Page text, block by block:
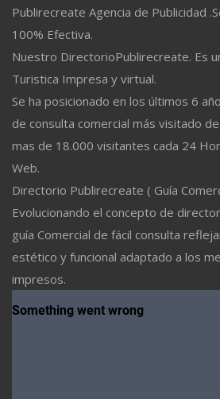
Publirecreate Agencia de Publicidad
100% Efectiva.
Nuestro DirectorioPublirecreate. Es
Turistica Impresa y virtual.
Se ha posicionado en los últimos 6
de consulta comercial más visitado
mas de 18.000 visitantes cada 24
Web.
Directorio Publirecreate ( Guía
Evolucionando el concepto de
guía Comercial de fácil consulta
estético y funcional adaptado a los
impresos.